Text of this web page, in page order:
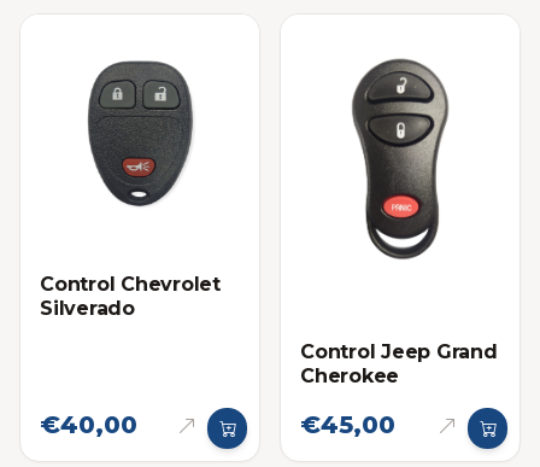
Control Chevrolet
Silverado
€40,00
Control Jeep Grand
Cherokee
€45,00